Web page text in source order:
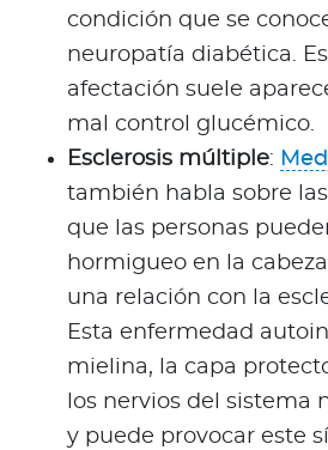
condición que se
neuropatía diabética.
afectación suele
mal control glucémico.
Esclerosis múltiple:
también habla sobre
que las personas
hormigueo en la
una relación con la
Esta enfermedad
mielina, la capa
los nervios del sistema
y puede provocar este